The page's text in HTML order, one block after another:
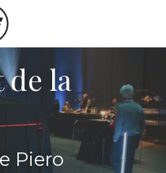
de la
Piero
LA BOUTIQUE